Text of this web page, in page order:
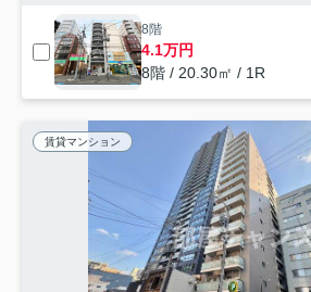
8階
4.1万円
8階 / 20.30㎡ / 1R
賃貸マンション